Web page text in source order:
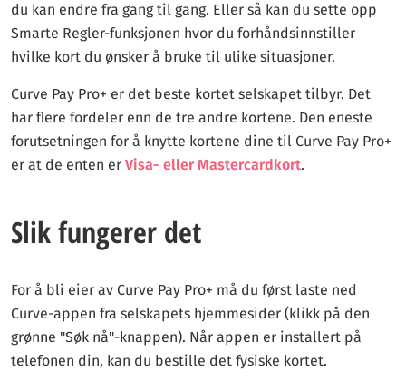
du kan endre fra gang til gang. Eller så kan du sette opp
Smarte Regler-funksjonen hvor du forhåndsinnstiller
hvilke kort du ønsker å bruke til ulike situasjoner.
Curve Pay Pro+ er det beste kortet selskapet tilbyr. Det
har flere fordeler enn de tre andre kortene. Den eneste
forutsetningen for å knytte kortene dine til Curve Pay Pro+
er at de enten er Visa- eller Mastercardkort.
Slik fungerer det
For å bli eier av Curve Pay Pro+ må du først laste ned
Curve-appen fra selskapets hjemmesider (klikk på den
grønne "Søk nå"-knappen). Når appen er installert på
telefonen din, kan du bestille det fysiske kortet.